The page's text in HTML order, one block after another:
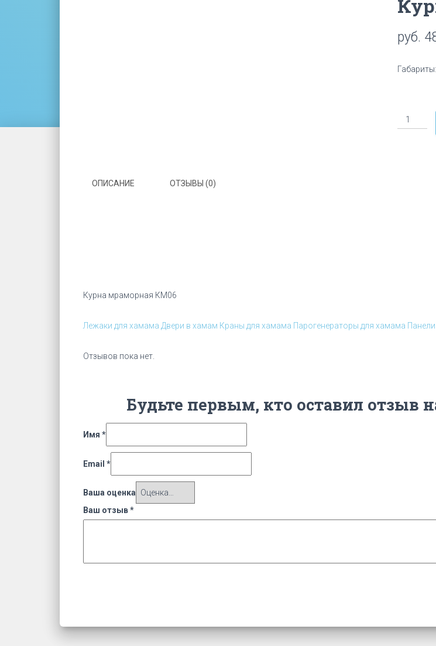
руб.
Курна
ОПИСАНИЕ ОТЗЫВЫ (0)
Курна мраморная КМ06
Лежаки для хамама Двери в хамам Краны для хамама Парогенераторы для хамама
Отзывов пока нет.
Будьте первым, кто оставил отзыв
Имя *
Email *
Ваша оценка
Ваш отзыв*